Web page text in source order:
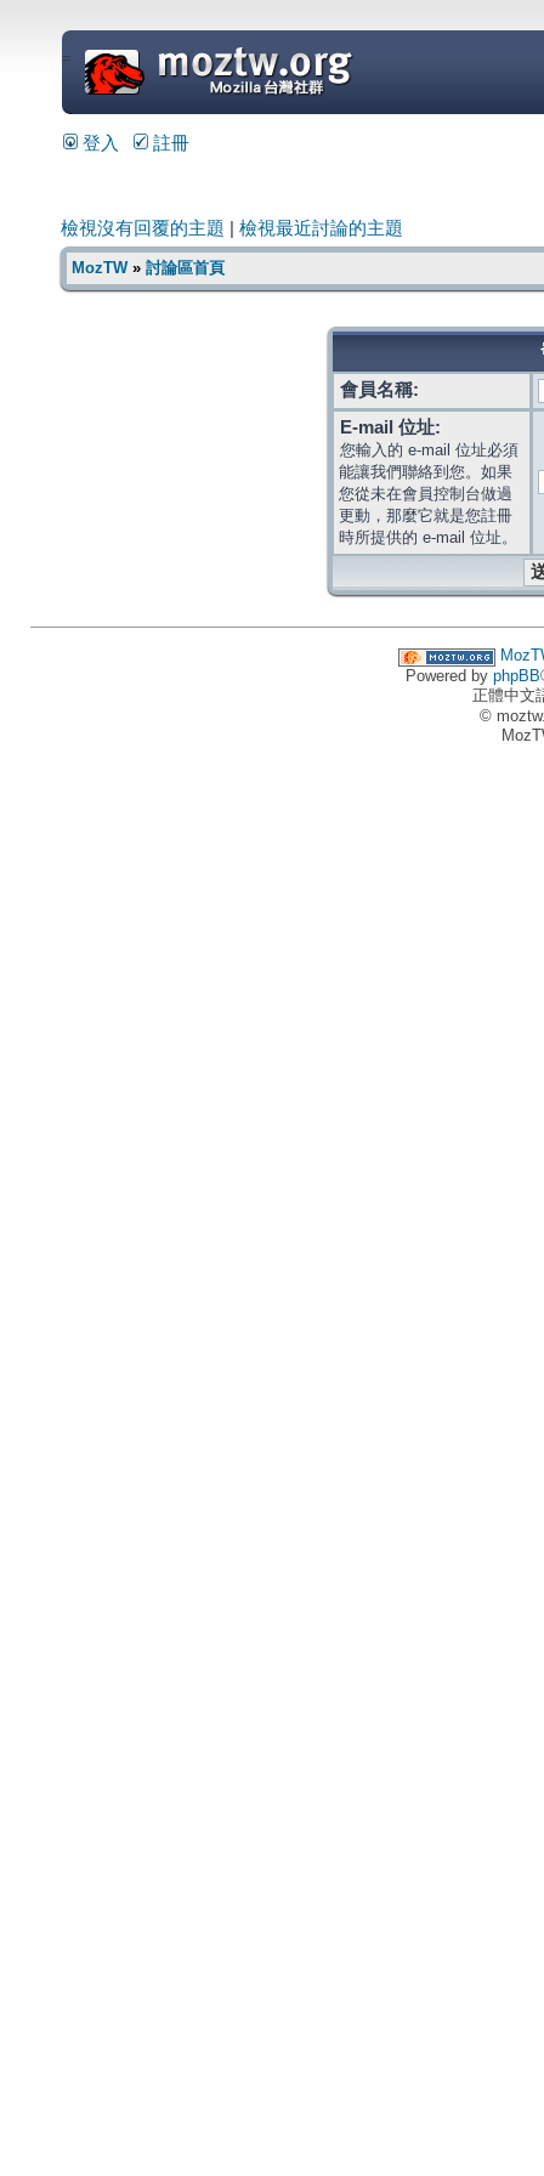
=
登入 註冊
檢視沒有回覆的主題 檢視最近討論的主題
MozTW» 討論區首頁
會員名稱:
E-mail 位址:
您輸入的 e-mail 位址必須
能讓我們聯絡到您。如果
您從未在會員控制台做過
更動，那麼它就是您註冊
時所提供的 e-mail 位址。
Powered by phpBB
正體中文
©